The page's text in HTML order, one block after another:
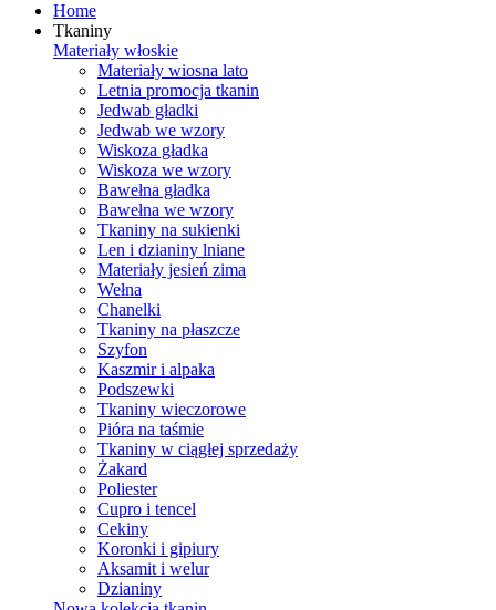
Home
Tkaniny
Materiały włoskie
Materiały wiosna lato
Letnia promocja tkanin
Jedwab gładki
Jedwab we wzory
Wiskoza gładka
Wiskoza we wzory
Bawełna gładka
Bawełna we wzory
Tkaniny na sukienki
Len i dzianiny lniane
Materiały jesień zima
Wełna
Chanelki
Tkaniny na płaszcze
Szyfon
Kaszmir i alpaka
Podszewki
Tkaniny wieczorowe
Pióra na taśmie
Tkaniny w ciągłej sprzedaży
Żakard
Poliester
Cupro i tencel
Cekiny
Koronki i gipiury
Aksamit i welur
Dzianiny